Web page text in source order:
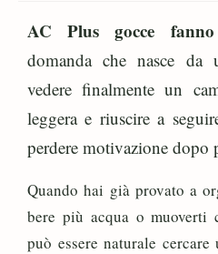
AC Plus gocce
domanda che nasce da
vedere finalmente un
leggera e riuscire a
perdere motivazione dopo
Quando hai già provato a
bere più acqua o muoverti
può essere naturale